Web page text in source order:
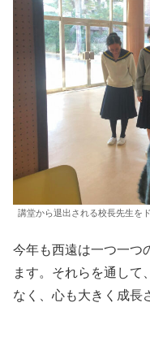
講堂から退出される校長先生を
今年も西遠は一つ一つ
ます。それらを通して
なく、心も大きく成長